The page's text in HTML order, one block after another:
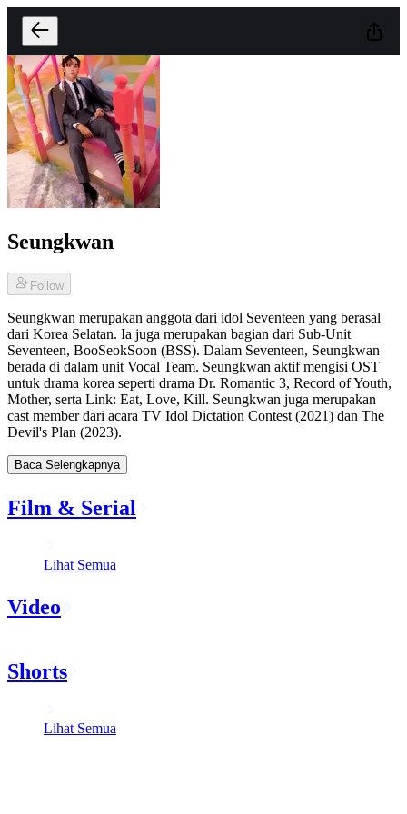
Seungkwan
Follow
Seungkwan merupakan anggota dari idol Seventeen yang berasal
dari Korea Selatan. Ia juga merupakan bagian dari Sub-Unit
Seventeen, BooSeokSoon (BSS). Dalam Seventeen, Seungkwan
berada di dalam unit Vocal Team. Seungkwan aktif mengisi OST
untuk drama korea seperti drama Dr. Romantic 3, Record of Youth,
Mother, serta Link: Eat, Love, Kill. Seungkwan juga merupakan
cast member dari acara TV Idol Dictation Contest (2021) dan The
Devil's Plan (2023).
Baca Selengkapnya
Film & Serial
Lihat Semua
Video
Shorts
Lihat Semua